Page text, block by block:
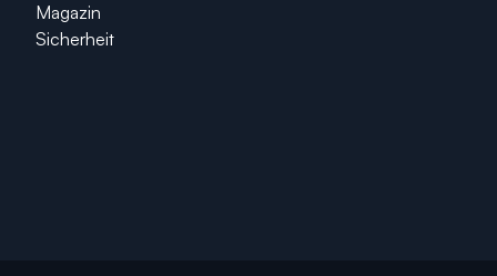
Magazin
Sicherheit